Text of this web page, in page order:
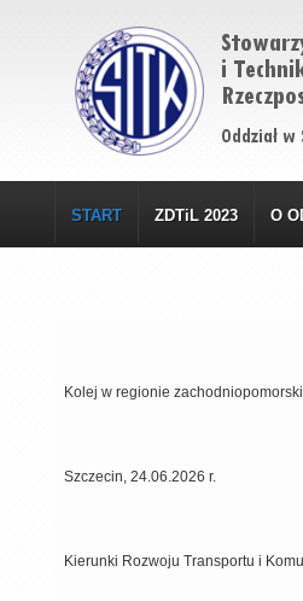
START ZDTiL 2023 O
Kolej w regionie
Szczecin, 24.06.2026 r.
Kierunki Rozwoju Transportu i